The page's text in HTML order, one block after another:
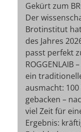
Gekürt zum
Der
Brotinstitut
des Jahres
passt perfekt
ROGGENLAIB
ein
ausmacht:
gebacken –
viel Zeit für
Ergebnis: